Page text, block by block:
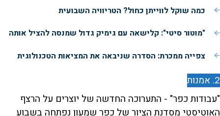
כמה שוקל לווייתן כחול? הטריוויה השבועית
"מוטור סיטי": קלישאה עם גימיק גדול שמנסה להציל אותה
צפייה ממכרת: הסדרה שניבאה את המציאות הטכנולוגית
2. אמנות
"עבודות כפר" - התערוכה החדשה של יוצרים על הרצף
האוטיסטי מסדנת הציור של כפר שמעון נפתחה בשבוע